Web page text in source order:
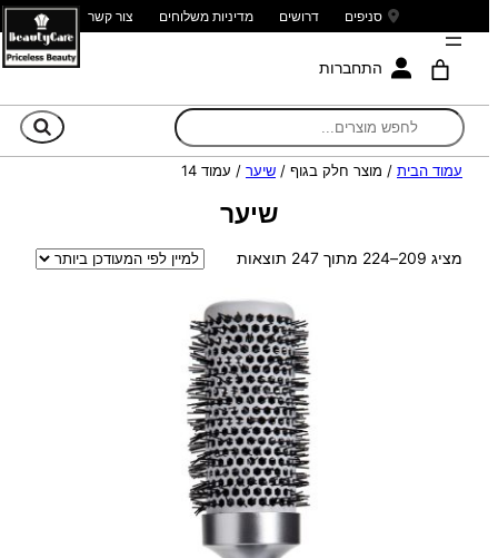
סניפים דרושים מדיניות משלוחים צור קשר
התחברות
עמוד הבית / מוצר חלק בגוף / שיער / עמוד 14
שיער
מציג 209–224 מתוך 247 תוצאות
ממוין
הפריט
העדכני
ביותר